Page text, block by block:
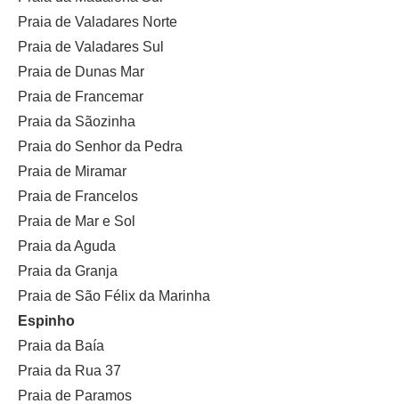
Praia de Valadares Norte
Praia de Valadares Sul
Praia de Dunas Mar
Praia de Francemar
Praia da Sãozinha
Praia do Senhor da Pedra
Praia de Miramar
Praia de Francelos
Praia de Mar e Sol
Praia da Aguda
Praia da Granja
Praia de São Félix da Marinha
Espinho
Praia da Baía
Praia da Rua 37
Praia de Paramos